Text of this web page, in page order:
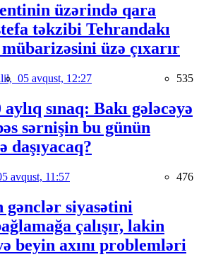
üzərində qara
təkzibi Tehrandakı
üzə çıxarır
05 avqust, 12:27 535
sınaq: Bakı gələcəyə
sərnişin bu günün
daşıyacaq?
avqust, 11:57 476
gənclər siyasətini
çalışır, lakin
beyin axını problemləri